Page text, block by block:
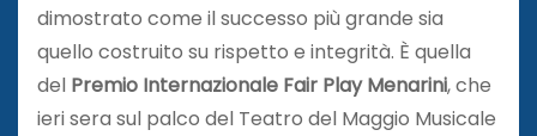
dimostrato come il successo più grande sia
quello costruito su rispetto e integrità. È quella
del Premio Internazionale Fair Play Menarini, che
ieri sera sul palco del Teatro del Maggio Musicale